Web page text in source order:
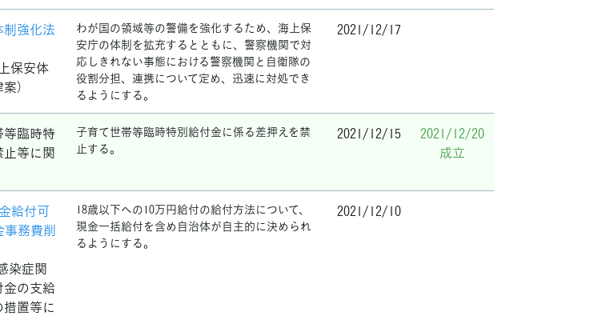
強化法
保安体
）
わが国の領域等の警備を強化するため、海上保
安庁の体制を拡充するとともに、警察機関で対
応しきれない事態における警察機関と自衛隊の
役割分担、連携について定め、迅速に対処でき
るようにする。
2021/12/17
臨時特
等に関
子育て世帯等臨時特別給付金に係る差押えを禁
止する。
2021/12/15
2021/12/20
成立
給付可
事務費削
染症関
の支給
置等に
18歳以下への10万円給付の給付方法について、
現金一括給付を含め自治体が自主的に決められ
るようにする。
2021/12/10